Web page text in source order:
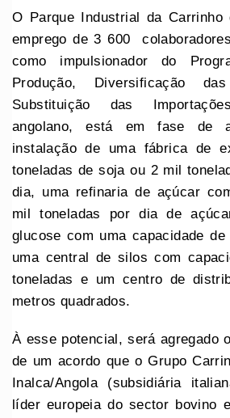
O Parque Industrial da
emprego de 3 600
como impulsionador do
Produção, Diversificação
Substituição das
angolano, está em fase de
instalação de uma fábrica de
toneladas de soja ou 2 mil
dia, uma refinaria de açúcar
mil toneladas por dia de
glucose com uma capacidade
uma central de silos com
toneladas e um centro de
metros quadrados.
À esse potencial, será agregado
de um acordo que o Grupo
Inalca/Angola (subsidiária
líder europeia do sector bovino